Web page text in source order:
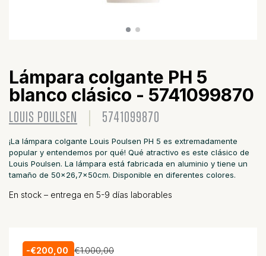
Lámpara colgante PH 5
blanco clásico - 5741099870
LOUIS POULSEN 5741099870
¡La lámpara colgante Louis Poulsen PH 5 es extremadamente
popular y entendemos por qué! Qué atractivo es este clásico de
Louis Poulsen. La lámpara está fabricada en aluminio y tiene un
tamaño de 50x26,7x50cm. Disponible en diferentes colores.
En stock – entrega en 5-9 días laborables
-€200,00 €1.000,00